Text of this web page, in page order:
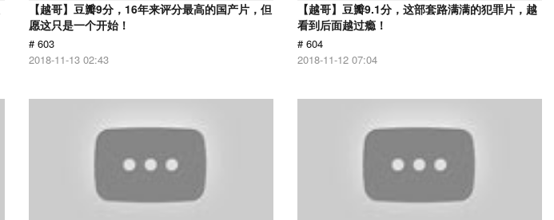
【越哥】豆瓣9分，16年来评分最高的国产片，但
愿这只是一个开始！
# 603
2018-11-13 02:43
【越哥】豆瓣9.1分，这部套路满满的犯罪片，越
看到后面越过瘾！
# 604
2018-11-12 07:04